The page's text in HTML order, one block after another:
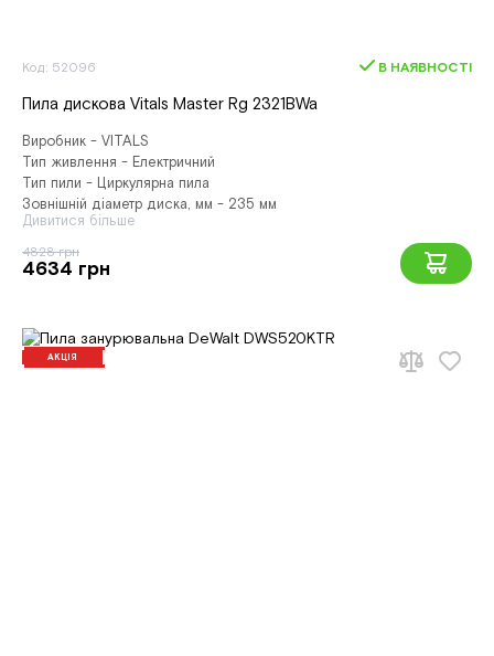
Код: 52096 В НАЯВНОСТІ
Пила дискова Vitals Master Rg 2321BWa
Виробник - VITALS
Тип живлення - Електричний
Тип пили - Циркулярна пила
Зовнішній діаметр диска, мм - 235 мм
Дивитися більше
4828 грн
4634 грн
АКЦІЯ